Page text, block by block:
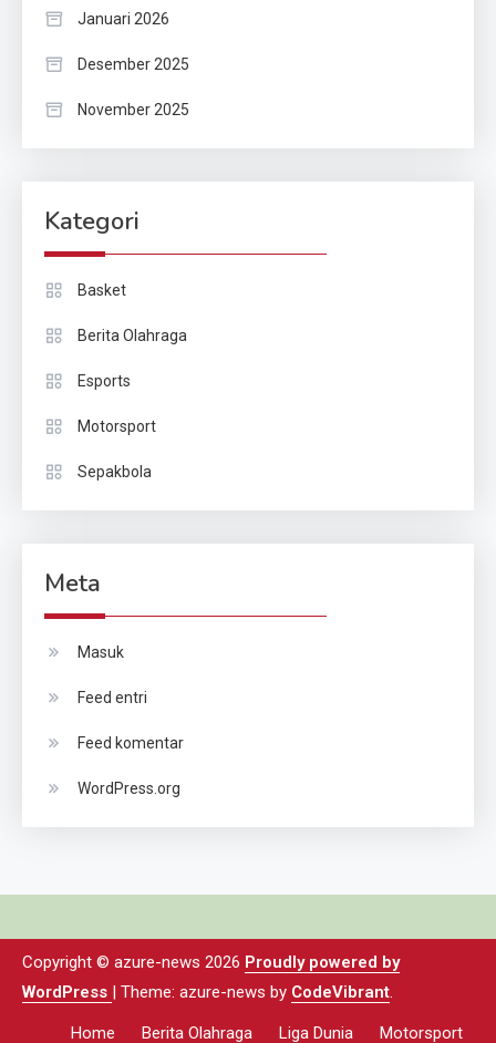
Januari 2026
Desember 2025
November 2025
Kategori
Basket
Berita Olahraga
Esports
Motorsport
Sepakbola
Meta
Masuk
Feed entri
Feed komentar
WordPress.org
Copyright © azure-news 2026 Proudly powered by
WordPress | Theme: azure-news by CodeVibrant
Home Berita Olahraga Liga Dunia Motorsport